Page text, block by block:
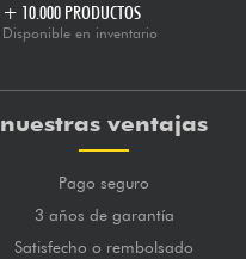
+ 10.000 PRODUCTOS
Disponible en inventario
nuestras ventajas
Pago seguro
3 años de garantía
Satisfecho o rembolsado